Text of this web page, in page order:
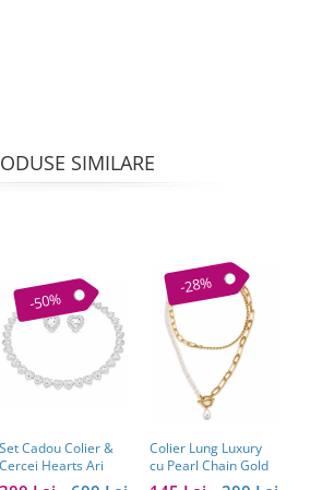
SIMILARE
-50%
Set Cadou Colier &
Cercei Hearts Ari
-28%
Colier Lung Luxury
cu Pearl Chain Gold